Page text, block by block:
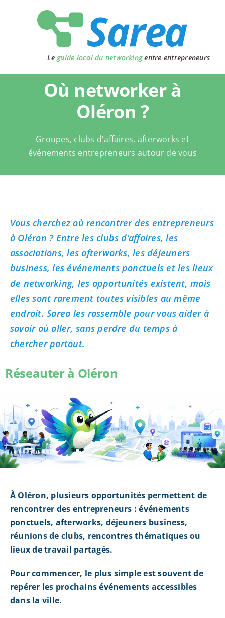
Le guide local du networkingentre entrepreneurs
Où networker à
Oléron ?
Groupes, clubs d'affaires, afterworks et
événements entrepreneurs autour de vous
Vous cherchez où rencontrer des entrepreneurs
à Oléron ? Entre les clubs d’affaires, les
associations, les afterworks, les déjeuners
business, les événements ponctuels et les lieux
de networking, les opportunités existent, mais
elles sont rarement toutes visibles au même
endroit. Sarea les rassemble pour vous aider à
savoir où aller, sans perdre du temps à
chercher partout.
Réseauter à Oléron
À Oléron, plusieurs opportunités permettent de
rencontrer des entrepreneurs : événements
ponctuels, afterworks, déjeuners business,
réunions de clubs, rencontres thématiques ou
lieux de travail partagés.
Pour commencer, le plus simple est souvent de
repérer les prochains événements accessibles
dans la ville.